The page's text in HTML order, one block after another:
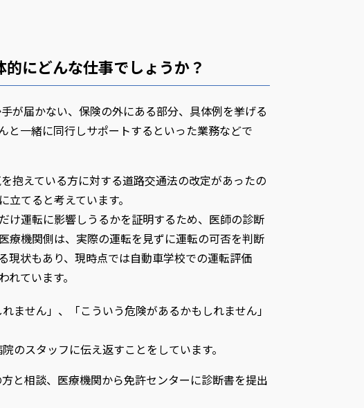
にどんな仕事でしょうか？
が届かない、保険の外にある部分、具体例を挙げる
と一緒に同行しサポートするといった業務などで
抱えている方に対する道路交通法の改定があったの
てると考えています。
け運転に影響しうるかを証明するため、医師の診断
療機関側は、実際の運転を見ずに運転の可否を判断
現状もあり、現時点では自動車学校での運転評価
ています。
ません」、「こういう危険があるかもしれません」
のスタッフに伝え返すことをしています。
と相談、医療機関から免許センターに診断書を提出